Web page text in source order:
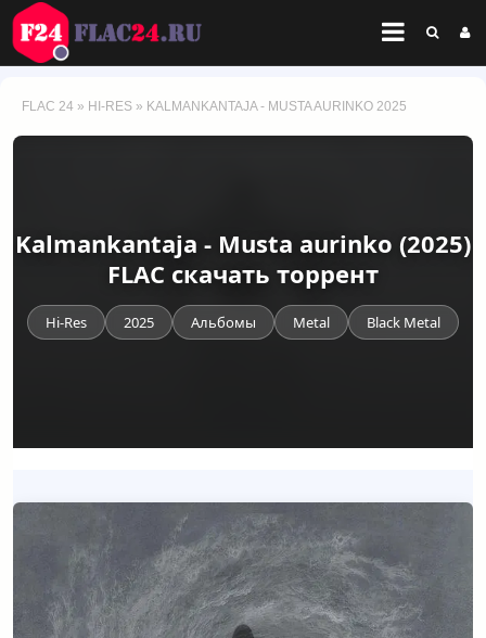
FLAC 24 » HI-RES » KALMANKANTAJA - MUSTA AURINKO 2025
Kalmankantaja - Musta aurinko (2025)
FLAC скачать торрент
Hi-Res 2025 Альбомы Metal Black Metal